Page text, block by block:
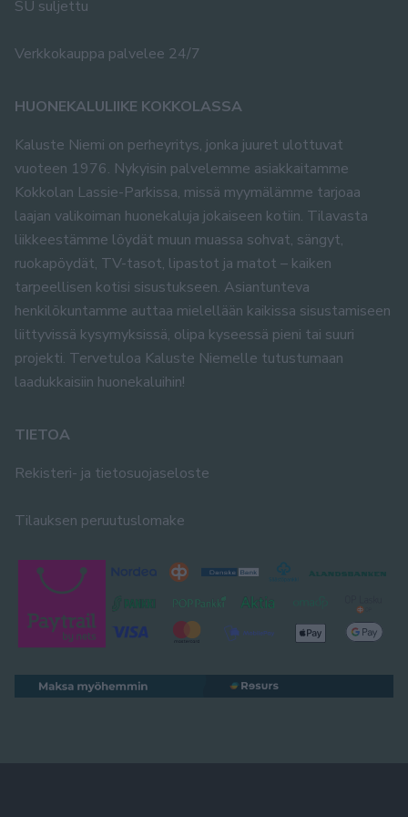
SU suljettu
Verkkokauppa palvelee 24/7
HUONEKALULIIKE KOKKOLASSA
Kaluste Niemi on perheyritys, jonka juuret ulottuvat
vuoteen 1976. Nykyisin palvelemme asiakkaitamme
Kokkolan Lassie-Parkissa, missä myymälämme tarjoaa
laajan valikoiman huonekaluja jokaiseen kotiin. Tilavasta
liikkeestämme löydät muun muassa sohvat, sängyt,
ruokapöydät, TV-tasot, lipastot ja matot – kaiken
tarpeellisen kotisi sisustukseen. Asiantunteva
henkilökuntamme auttaa mielellään kaikissa sisustamiseen
liittyvissä kysymyksissä, olipa kyseessä pieni tai suuri
projekti. Tervetuloa Kaluste Niemelle tutustumaan
laadukkaisiin huonekaluihin!
TIETOA
Rekisteri- ja tietosuojaseloste
Tilauksen peruutuslomake